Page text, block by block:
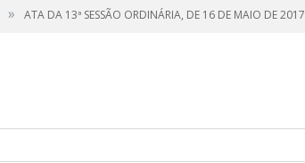
» ATA DA 13ª SESSÃO ORDINÁRIA, DE 16 DE MAIO DE 2017